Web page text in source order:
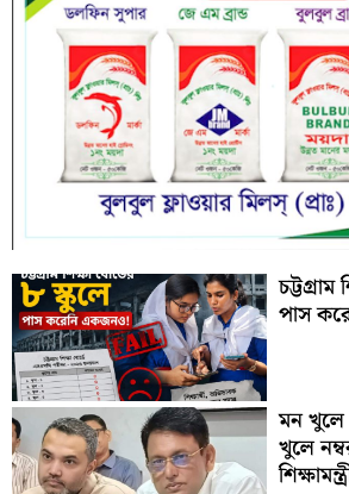
পাস
মন খুলে
খুলে